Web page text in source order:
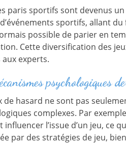
paris sportifs sont devenus
sportifs, allant
possible de parier en
Cette diversification des
aux experts.
psychologiques
de hasard ne sont pas
complexes. Par
influencer l’issue d’un jeu, ce
par des stratégies de jeu,